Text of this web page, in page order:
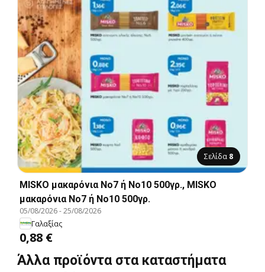
Σελίδα 8
MISKO μακαρόνια No7 ή No10 500γρ., MISKO
μακαρόνια No7 ή No10 500γρ.
05/08/2026-25/08/2026
Γαλαξίας
0,88 €
Άλλα προϊόντα στα καταστήματα